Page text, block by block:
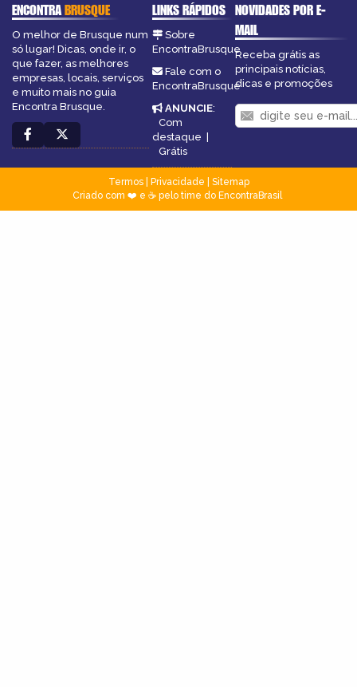
ENCONTRABRUSQUE
O melhor de Brusque num
só lugar! Dicas, onde ir, o
que fazer, as melhores
empresas, locais, serviços
e muito mais no guia
Encontra Brusque.
LINKS RÁPIDOS
Sobre
EncontraBrusque
Fale com o
EncontraBrusque
ANUNCIE:
Com
destaque |
Grátis
NOVIDADES POR E-
MAIL
Receba grátis as
principais notícias,
dicas e promoções
Termos| Privacidade
Sitemap
Criado com ❤️ e ☕ pelo time do EncontraBrasil